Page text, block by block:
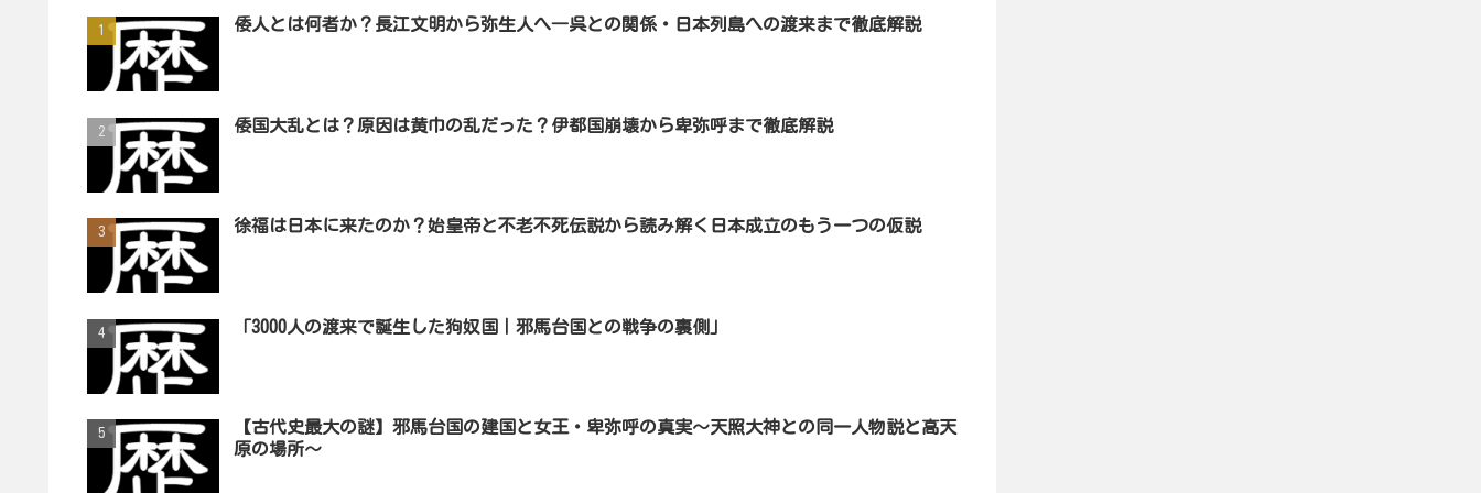
倭人とは何者か？長江文明から弥生人へ―呉との関係・日本列島への渡来まで徹底解説
倭国大乱とは？原因は黄巾の乱だった？伊都国崩壊から卑弥呼まで徹底解説
徐福は日本に来たのか？始皇帝と不老不死伝説から読み解く日本成立のもう一つの仮説
「3000人の渡来で誕生した狗奴国｜邪馬台国との戦争の裏側」
【古代史最大の謎】邪馬台国の建国と女王・卑弥呼の真実～天照大神との同一人物説と高天
原の場所～